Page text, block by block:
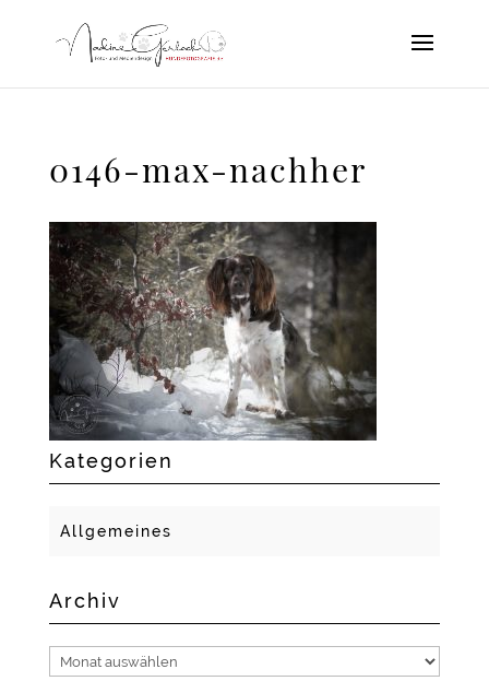
0146-max-nachher
Kategorien
Allgemeines
Archiv
Archiv